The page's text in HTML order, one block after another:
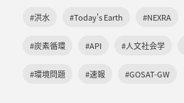
#洪水 #Today's Earth #NEXRA
#炭素循環 #API #人文社会学
#環境問題 #速報 #GOSAT-GW